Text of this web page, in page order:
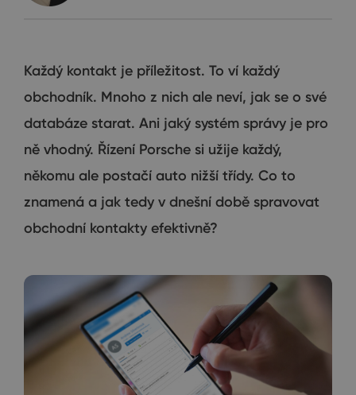
Každý kontakt je příležitost. To ví každý
obchodník. Mnoho z nich ale neví, jak se o své
databáze starat. Ani jaký systém správy je pro
ně vhodný. Řízení Porsche si užije každý,
někomu ale postačí auto nižší třídy. Co to
znamená a jak tedy v dnešní době spravovat
obchodní kontakty efektivně?